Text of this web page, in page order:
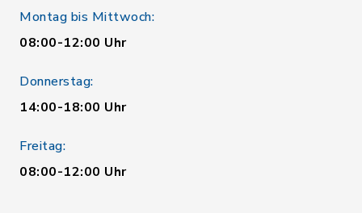
Montag bis Mittwoch:
08:00-12:00 Uhr
Donnerstag:
14:00-18:00 Uhr
Freitag:
08:00-12:00 Uhr